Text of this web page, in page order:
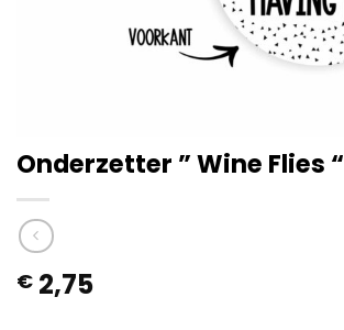
Onderzetter ” Wine Flies “
€ 2,75